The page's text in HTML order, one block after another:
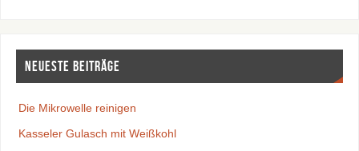
Neueste Beiträge
Die Mikrowelle reinigen
Kasseler Gulasch mit Weißkohl